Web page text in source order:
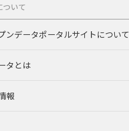
ついて
ンデータポータルサイトについて
タとは
報